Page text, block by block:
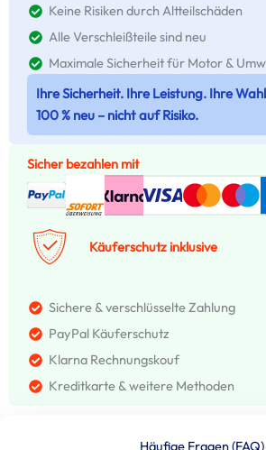
Keine Risiken durch Altteilschäden
Alle Verschleißteile sind neu
Maximale Sicherheit für Motor &
Ihre Sicherheit. Ihre Leistung. Ihre
100 % neu – nicht auf Risiko.
Sicher bezahlen mit
Käuferschutz inklusive
Sichere & verschlüsselte Zahlung
PayPal Käuferschutz
Klarna Rechnungskouf
Kreditkarte & weitere Methoden
Häufige Fragen (FAQ)